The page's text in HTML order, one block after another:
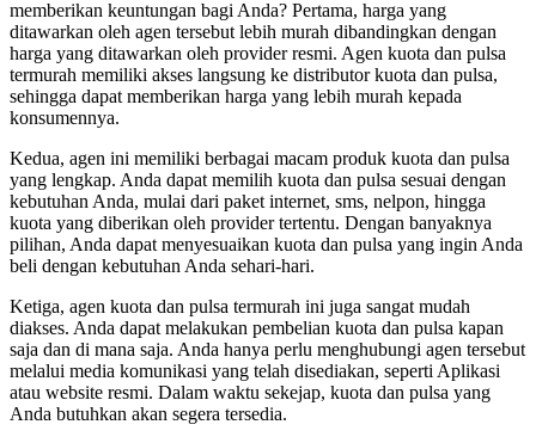
memberikan keuntungan bagi Anda? Pertama, harga yang
ditawarkan oleh agen tersebut lebih murah dibandingkan dengan
harga yang ditawarkan oleh provider resmi. Agen kuota dan pulsa
termurah memiliki akses langsung ke distributor kuota dan pulsa,
sehingga dapat memberikan harga yang lebih murah kepada
konsumennya.
Kedua, agen ini memiliki berbagai macam produk kuota dan pulsa
yang lengkap. Anda dapat memilih kuota dan pulsa sesuai dengan
kebutuhan Anda, mulai dari paket internet, sms, nelpon, hingga
kuota yang diberikan oleh provider tertentu. Dengan banyaknya
pilihan, Anda dapat menyesuaikan kuota dan pulsa yang ingin Anda
beli dengan kebutuhan Anda sehari-hari.
Ketiga, agen kuota dan pulsa termurah ini juga sangat mudah
diakses. Anda dapat melakukan pembelian kuota dan pulsa kapan
saja dan di mana saja. Anda hanya perlu menghubungi agen tersebut
melalui media komunikasi yang telah disediakan, seperti Aplikasi
atau website resmi. Dalam waktu sekejap, kuota dan pulsa yang
Anda butuhkan akan segera tersedia.